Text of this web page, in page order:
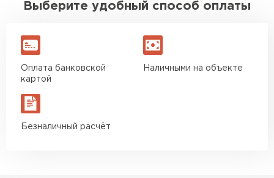
Выберите удобный способ оплаты
Оплата банковской
картой
Наличными на объекте
Безналичный расчёт